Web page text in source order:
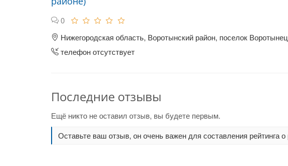
0
Нижегородская область, Воротынский район, поселок
телефон отсутствует
Последние отзывы
Ещё никто не оставил отзыв, вы будете первым.
Оставьте ваш отзыв, он очень важен для составления рейтинга